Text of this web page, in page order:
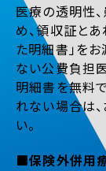
医療の透明性
め、領収証と
た明細書」を
ない公費負担
明細書を無料
れない場合は
い。
■保険外併用